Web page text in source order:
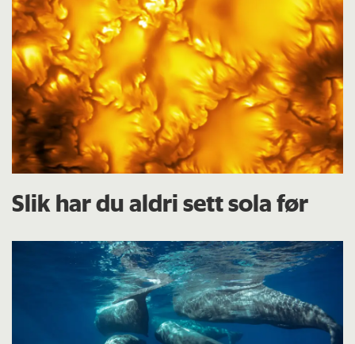
Slik har du aldri sett sola før